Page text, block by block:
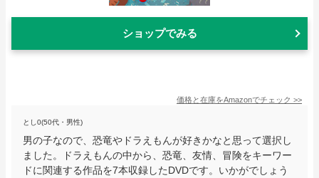
ショップでみる
価格と在庫をAmazonでチェック >>
とし0(50代・男性)
男の子なので、恐竜やドラえもんが好きかなと思って選択し
ました。ドラえもんの中から、恐竜、友情、冒険をキーワー
ドに関連する作品を7本収録したDVDです。いかがでしょう